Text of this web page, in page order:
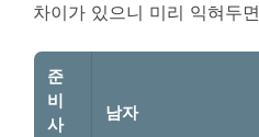
차이가 있으니 미리 익혀두
준
비
사
남자